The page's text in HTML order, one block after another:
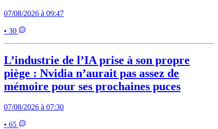
07/08/2026 à 09:47
• 30
L’industrie de l’IA prise à son propre
piège : Nvidia n’aurait pas assez de
mémoire pour ses prochaines puces
07/08/2026 à 07:30
• 65